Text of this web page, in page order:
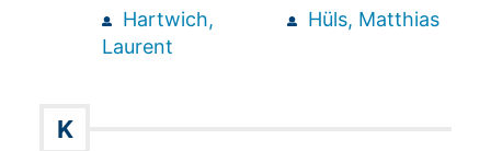
Hartwich,
Laurent
Hüls, Matthias
K